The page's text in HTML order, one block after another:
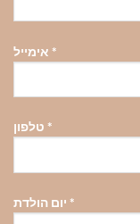
המוצר
*
*
*